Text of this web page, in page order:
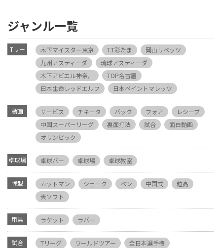
ジャンル一覧
Tリー
木下マイスター東京 T.T彩たま
岡山リベッツ
九州アスティーダ
琉球アスティーダ
木下アビエル神奈川
TOP名古屋
日本生命レッドエルフ
日本ペイントマレッツ
動画 サービス チキータ バック フォア
レシーブ
中国スーパーリーグ
裏面打法 試合
面白動画
オリンピック
卓球場 卓球バー 卓球場 卓球教室
戦型 カットマン シェーク ペン 中国式
粒高
表ソフト
用具 ラケット ラバー
試合 Tリーグ ワールドツアー 全日本選手権